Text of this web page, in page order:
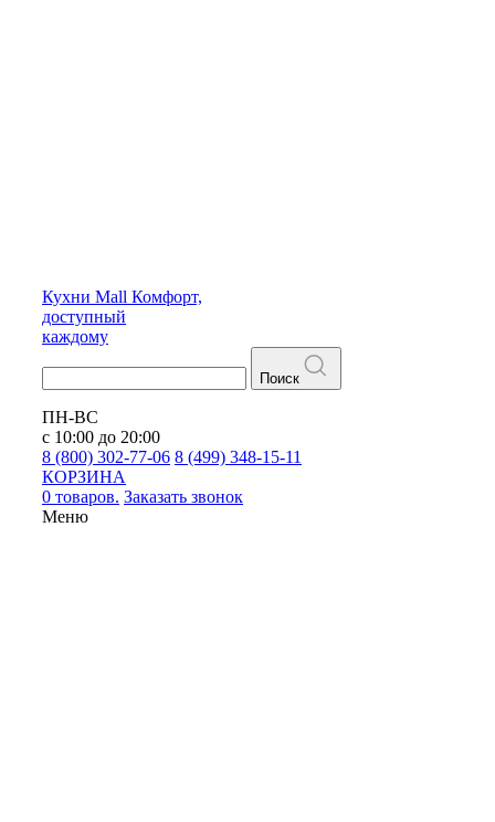
Кухни Mall Комфорт,
доступный
каждому
Поиск
ПН-ВС
с 10:00 до 20:00
8 (800) 302-77-06 8 (499) 348-15-11
КОРЗИНА
0 товаров. Заказать звонок
Меню